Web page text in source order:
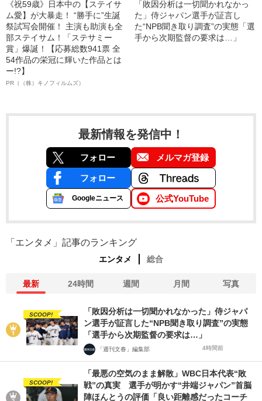
《祝59歳》日本中の【ステイサ
ム愛】が大暴走！ “勝手に”生誕
祭試写会開催！ 主演も助演も全
部ステイサム！「ステサミー
賞」爆誕！【応募総数941票 全
54作品の栄冠に輝いた作品とは
ー!?】
PR（（株）キノフィルムズ）
「敗因分析は一切聞かれなかっ
た」侍ジャパン選手が証言し
た“NPB聞き取り調査”の実態「選
手から次期監督の要求は…」
最新情報を発信中！
フォロー メルマガ登録
フォロー
Googleニュース 公式YouTube
「エンタメ」記事のランキング
エンタメ 総合
最新 24時間 週間 月間 写真
SCOOP!
「敗因分析は一切聞かれなかった」侍ジャパ
ン選手が証言した“NPB聞き取り調査”の実態
「選手から次期監督の要求は…」
「週刊文春」編集部 4時間前
SCOOP!
「最悪の空気のまま解散」WBC日本代表“敗
戦”の真実 選手が明かす“井端ジャパン”首脳
陣ほんとうの評価「良い距離感だったコーチ